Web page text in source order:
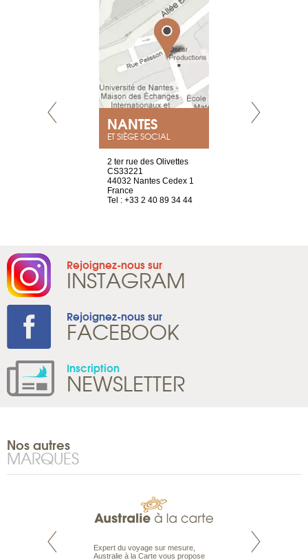
NANTES
ET SIÈGE SOCIAL
2 ter rue des Olivettes
CS33221
44032 Nantes Cedex 1
France
Tel : +33 2 40 89 34 44
Rejoignez-nous sur
INSTAGRAM
Rejoignez-nous sur
FACEBOOK
Inscription
NEWSLETTER
Nos autres
MARQUES
est le spécialiste
Expert du voyage sur mesure,
Australie à la Carte vous propose
Parce qu'ils sont